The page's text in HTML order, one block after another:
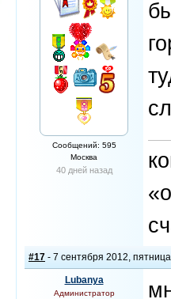
Сообщений: 595
Москва
40 дней назад
#17 - 7 сентября 2012, пятница
Lubanya
Администратор